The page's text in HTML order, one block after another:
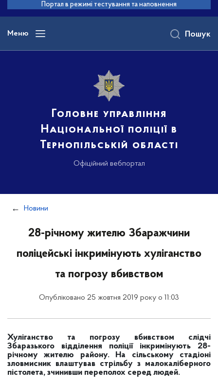
основного
вмісту
Портал в режимі тестування та наповнення
Меню
Головне управління
Національної поліції в
Тернопільській області
Офіційний вебпортал
Пошук
Новини
28-річному жителю Збаражчини
поліцейські інкримінують хуліганство
та погрозу вбивством
Опубліковано 25 жовтня 2019 року о 11:03
Хуліганство та погрозу вбивством слідчі
Збаразького відділення поліції інкримінують 28-
річному жителю району. На сільському стадіоні
зловмисник влаштував стрільбу з малокаліберного
пістолета, зчинивши переполох серед людей.